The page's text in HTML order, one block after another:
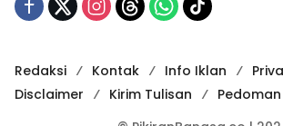
Redaksi Kontak Info Iklan
Disclaimer
Kirim Tulisan